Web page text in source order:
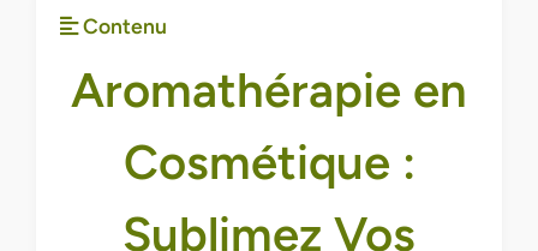
Contenu
Aromathérapie en
Cosmétique :
Sublimez Vos